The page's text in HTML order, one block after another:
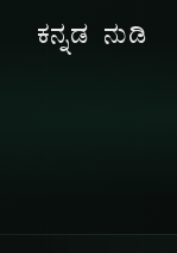
ಕನ್ನಡ ನುಡಿ